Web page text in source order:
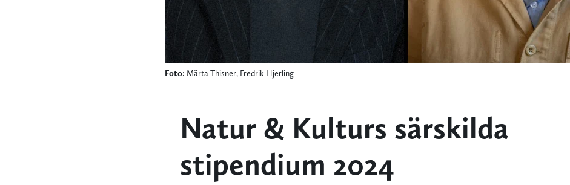
Foto: Märta Thisner, Fredrik Hjerling
Natur & Kulturs särskilda
stipendium 2024